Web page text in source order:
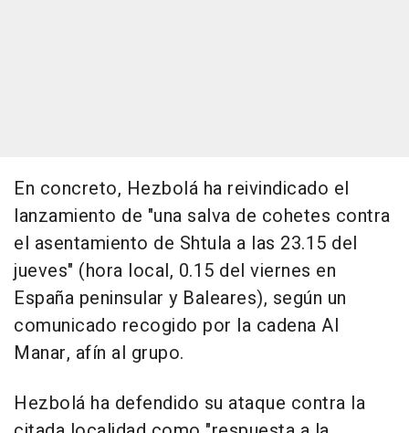
En concreto, Hezbolá ha reivindicado el
lanzamiento de "una salva de cohetes contra
el asentamiento de Shtula a las 23.15 del
jueves" (hora local, 0.15 del viernes en
España peninsular y Baleares), según un
comunicado recogido por la cadena Al
Manar, afín al grupo.
Hezbolá ha defendido su ataque contra la